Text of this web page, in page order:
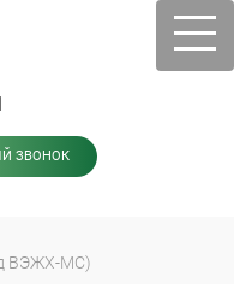
ЗВОНОК
ВЭЖХ-МС)